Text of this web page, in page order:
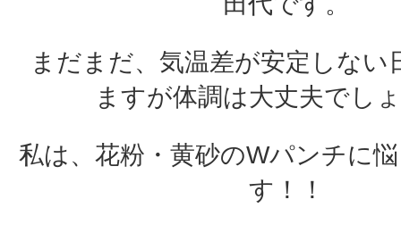
まだまだ、気温差が安定しない
ますが体調は大丈夫でし
私は、花粉・黄砂のWパンチに
す！！